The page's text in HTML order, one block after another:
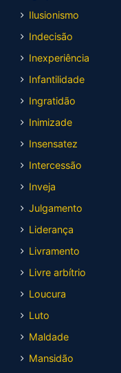
Ilusionismo
Indecisão
Inexperiência
Infantilidade
Ingratidão
Inimizade
Insensatez
Intercessão
Inveja
Julgamento
Liderança
Livramento
Livre arbítrio
Loucura
Luto
Maldade
Mansidão